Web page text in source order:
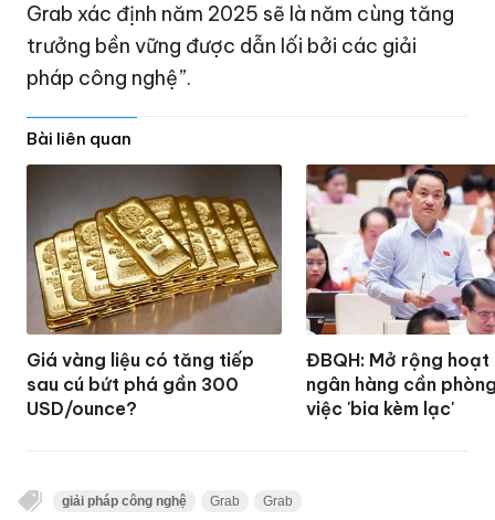
Grab xác định năm 2025 sẽ là năm cùng tăng
trưởng bền vững được dẫn lối bởi các giải
pháp công nghệ”.
Bài liên quan
Giá vàng liệu có tăng tiếp
sau cú bứt phá gần 300
USD/ounce?
ĐBQH: Mở rộng hoạt
ngân hàng cần
việc 'bia kèm lạc'
giải pháp công nghệ Grab Grab